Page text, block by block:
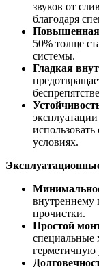
звуков от
благодаря
Повышенная
50% толще
системы.
Гладкая
условиях.
внутреннему
прочистки.
Простой
специальные
герметичную